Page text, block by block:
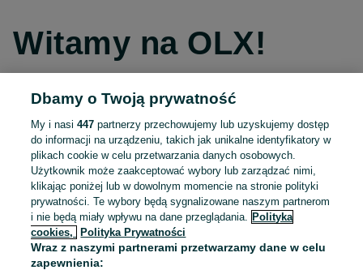
Witamy na OLX!
Kontynuuj przez Facebooka
Kontynuuj przez konto Apple
Kontynuuj przez konto Google
LUB
Dbamy o Twoją prywatność
My i nasi447 partnerzy przechowujemy lub uzyskujemy dostęp
do informacji na urządzeniu, takich jak unikalne identyfikatory w
plikach cookie w celu przetwarzania danych osobowych.
Użytkownik może zaakceptować wybory lub zarządzać nimi,
klikając poniżej lub w dowolnym momencie na stronie polityki
prywatności. Te wybory będą sygnalizowane naszym partnerom
i nie będą miały wpływu na dane przeglądania.
Polityka
cookies,
Polityka Prywatności
Wraz z naszymi partnerami przetwarzamy dane w celu
zapewnienia: